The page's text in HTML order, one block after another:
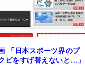
「日本スポーツ界のプ
ビをすげ替えないと…」